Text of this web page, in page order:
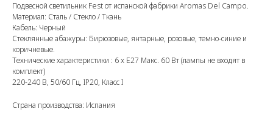
Подвесной светильник Fest от испанской фабрики Aromas Del Campo.
Материал: Сталь / Стекло / Ткань
Кабель: Черный
Стеклянные абажуры: Бирюзовые, янтарные, розовые, темно-синие и
коричневые.
Технические характеристики : 6 x E27 Макс. 60 Вт (лампы не входят в
комплект)
220-240 В, 50/60 Гц, IP20, Класс I
Страна производства: Испания